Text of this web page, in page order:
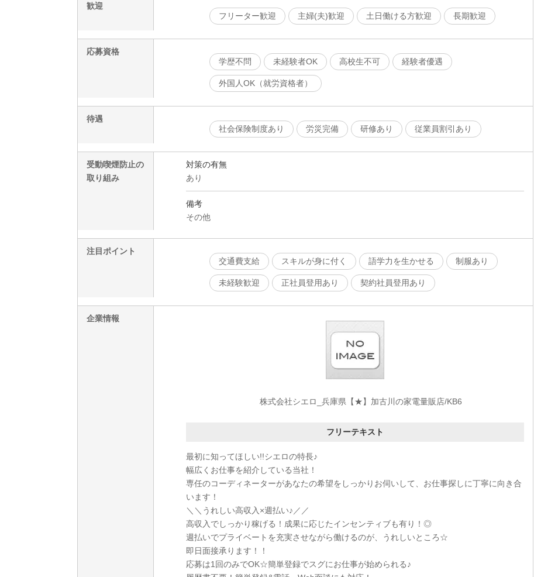
歓迎
フリーター歓迎
主婦(夫)歓迎 土日働ける方歓迎 長期歓迎
応募資格
学歴不問
未経験者OK 高校生不可 経験者優遇
外国人OK（就労資格者）
待遇
社会保険制度あり
労災完備 研修あり 従業員割引あり
受動喫煙防止の
取り組み
対策の有無
あり
備考
その他
注目ポイント
交通費支給
スキルが身に付く 語学力を生かせる 制服あり
未経験歓迎 正社員登用あり 契約社員登用あり
企業情報
株式会社シエロ_兵庫県【★】加古川の家電量販店/KB6
フリーテキスト
最初に知ってほしい!!シエロの特長♪
幅広くお仕事を紹介している当社！
専任のコーディネーターがあなたの希望をしっかりお伺いして、お仕事探しに丁寧に向き合
います！
＼＼うれしい高収入×週払い♪／／
高収入でしっかり稼げる！成果に応じたインセンティブも有り！◎
週払いでプライベートを充実させながら働けるのが、うれしいところ☆
即日面接承ります！！
応募は1回のみでOK☆簡単登録でスグにお仕事が始められる♪